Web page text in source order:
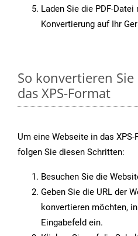
Laden Sie die PDF-
Konvertierung auf Ihr
So konvertieren
das XPS-Format
Um eine Webseite in das
folgen Sie diesen Schritten:
Besuchen Sie die
Geben Sie die URL der
konvertieren möchten,
Eingabefeld ein.